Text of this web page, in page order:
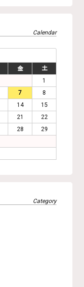
金
土
1
7
8
14
15
21
22
28
29